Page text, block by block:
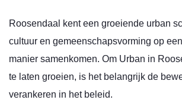
Roosendaal kent een groeiende urban
cultuur en gemeenschapsvorming op
manier samenkomen. Om Urban in
te laten groeien, is het belangrijk de
verankeren in het beleid.